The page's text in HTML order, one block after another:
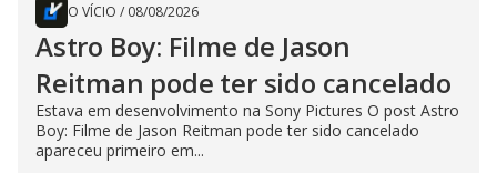
O VÍCIO / 08/08/2026
Astro Boy: Filme de Jason
Reitman pode ter sido cancelado
Estava em desenvolvimento na Sony Pictures O post Astro
Boy: Filme de Jason Reitman pode ter sido cancelado
apareceu primeiro em...